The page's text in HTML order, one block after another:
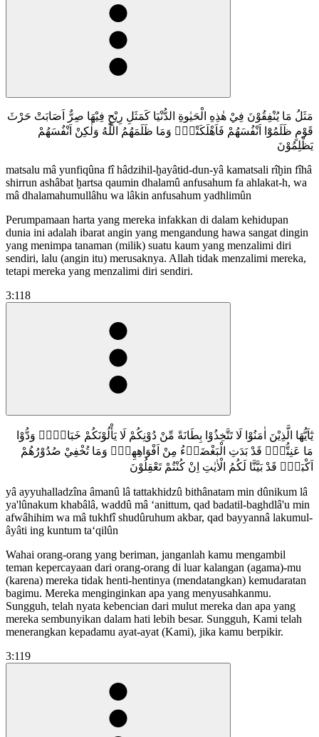
مَثَلُ مَا يُنْفِقُوْنَ فِيْ هٰذِهِ الْحَيٰوةِ الدُّنْيَا كَمَثَلِ رِيْحٍ فِيْهَا صِرٌّ اَصَابَتْ حَرْثَ
قَوْمٍ ظَلَمُوْٓا اَنْفُسَهُمْ فَاَهْلَكَتْهُۗ وَمَا ظَلَمَهُمُ اللّٰهُ وَلٰكِنْ اَنْفُسَهُمْ
يَظْلِمُوْنَ
matsalu mâ yunfiqûna fî hâdzihil-ḫayâtid-dun-yâ kamatsali rîḫin fîhâ
shirrun ashâbat ḫartsa qaumin dhalamû anfusahum fa ahlakat-h, wa
mâ dhalamahumullâhu wa lâkin anfusahum yadhlimûn
Perumpamaan harta yang mereka infakkan di dalam kehidupan
dunia ini adalah ibarat angin yang mengandung hawa sangat dingin
yang menimpa tanaman (milik) suatu kaum yang menzalimi diri
sendiri, lalu (angin itu) merusaknya. Allah tidak menzalimi mereka,
tetapi mereka yang menzalimi diri sendiri.
3:118
يٰٓاَيُّهَا الَّذِيْنَ اٰمَنُوْا لَا تَتَّخِذُوْا بِطَانَةً مِّنْ دُوْنِكُمْ لَا يَأْلُوْنَكُمْ خَبَالًاۗ وَدُّوْا
مَا عَنِتُّمْۚ قَدْ بَدَتِ الْبَغْضَاۤءُ مِنْ اَفْوَاهِهِمْۖ وَمَا تُخْفِيْ صُدُوْرُهُمْ
اَكْبَرُۗ قَدْ بَيَّنَّا لَكُمُ الْاٰيٰتِ اِنْ كُنْتُمْ تَعْقِلُوْنَ
yâ ayyuhalladzîna âmanû lâ tattakhidzû bithânatam min dûnikum lâ
ya'lûnakum khabâlâ, waddû mâ ‘anittum, qad badatil-baghdlâ'u min
afwâhihim wa mâ tukhfî shudûruhum akbar, qad bayyannâ lakumul-
âyâti ing kuntum ta‘qilûn
Wahai orang-orang yang beriman, janganlah kamu mengambil
teman kepercayaan dari orang-orang di luar kalangan (agama)-mu
(karena) mereka tidak henti-hentinya (mendatangkan) kemudaratan
bagimu. Mereka menginginkan apa yang menyusahkanmu.
Sungguh, telah nyata kebencian dari mulut mereka dan apa yang
mereka sembunyikan dalam hati lebih besar. Sungguh, Kami telah
menerangkan kepadamu ayat-ayat (Kami), jika kamu berpikir.
3:119